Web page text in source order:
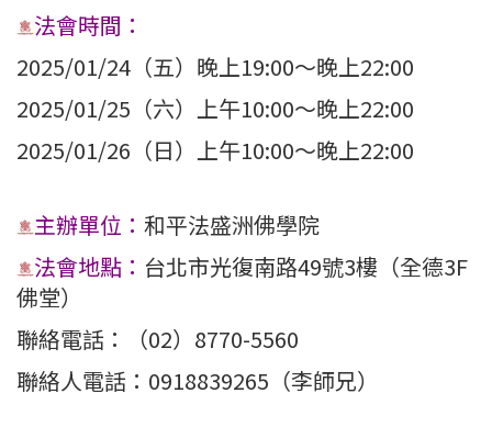
法會時間：
2025/01/24（五）晚上19:00～晚上22:00
2025/01/25（六）上午10:00～晚上22:00
2025/01/26（日）上午10:00～晚上22:00
主辦單位： 和平法盛洲佛學院
法會地點： 台北市光復南路49號3樓（全德3F
佛堂）
聯絡電話：（02）8770-5560
聯絡人電話：0918839265（李師兄）